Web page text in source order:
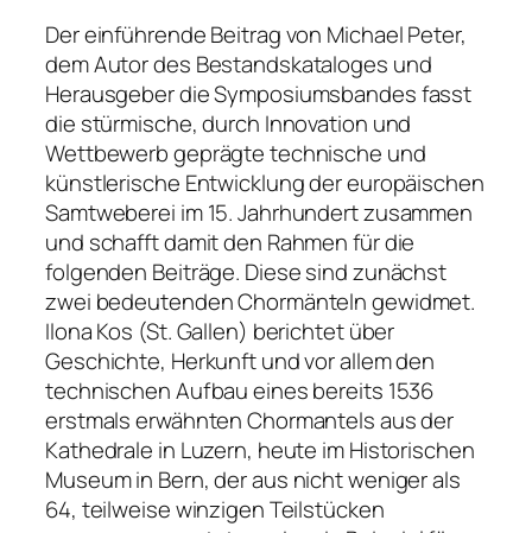
Der einführende Beitrag von Michael Peter,
dem Autor des Bestandskataloges und
Herausgeber die Symposiumsbandes fasst
die stürmische, durch Innovation und
Wettbewerb geprägte technische und
künstlerische Entwicklung der europäischen
Samtweberei im 15. Jahrhundert zusammen
und schafft damit den Rahmen für die
folgenden Beiträge. Diese sind zunächst
zwei bedeutenden Chormänteln gewidmet.
Ilona Kos (St. Gallen) berichtet über
Geschichte, Herkunft und vor allem den
technischen Aufbau eines bereits 1536
erstmals erwähnten Chormantels aus der
Kathedrale in Luzern, heute im Historischen
Museum in Bern, der aus nicht weniger als
64, teilweise winzigen Teilstücken